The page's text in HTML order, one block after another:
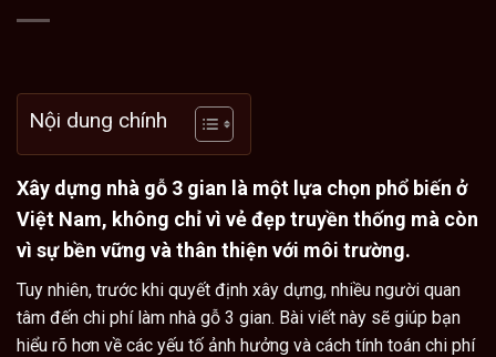
Nội dung chính
Xây dựng nhà gỗ 3 gian là một lựa chọn phổ biến ở
Việt Nam, không chỉ vì vẻ đẹp truyền thống mà còn
vì sự bền vững và thân thiện với môi trường.
Tuy nhiên, trước khi quyết định xây dựng, nhiều người quan
tâm đến chi phí làm nhà gỗ 3 gian. Bài viết này sẽ giúp bạn
hiểu rõ hơn về các yếu tố ảnh hưởng và cách tính toán chi phí